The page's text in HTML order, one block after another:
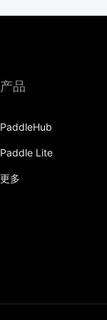
产品
PaddleHub
Paddle Lite
更多